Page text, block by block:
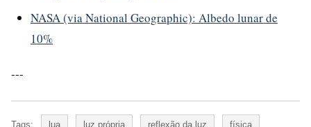
NASA (via National Geographic): Albedo lunar de
10%
---
Tags: lua luz própria reflexão da luz física